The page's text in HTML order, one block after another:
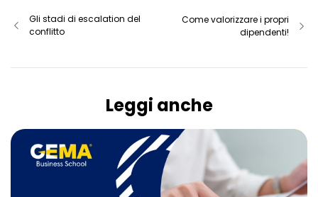
Gli stadi di escalation del
conflitto
Come valorizzare i propri
dipendenti!
Leggi anche